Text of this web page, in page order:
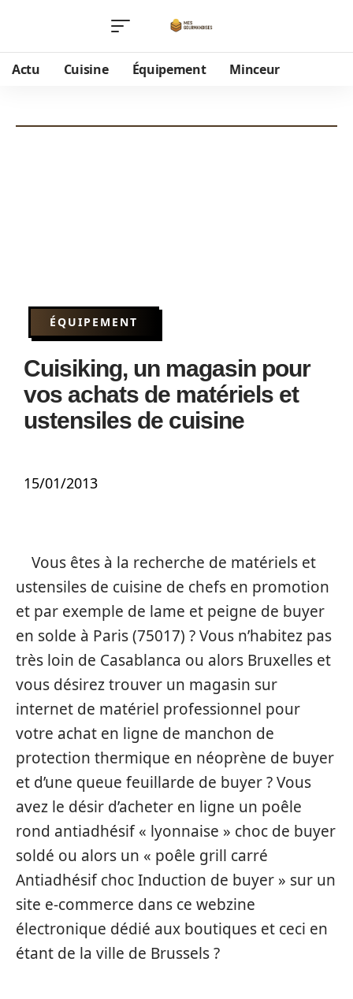
Actu Cuisine Équipement Minceur
ÉQUIPEMENT
Cuisiking, un magasin pour
vos achats de matériels et
ustensiles de cuisine
15/01/2013
Vous êtes à la recherche de matériels et
ustensiles de cuisine de chefs en promotion
et par exemple de lame et peigne de buyer
en solde à Paris (75017) ? Vous n’habitez pas
très loin de Casablanca ou alors Bruxelles et
vous désirez trouver un magasin sur
internet de matériel professionnel pour
votre achat en ligne de manchon de
protection thermique en néoprène de buyer
et d’une queue feuillarde de buyer ? Vous
avez le désir d’acheter en ligne un poêle
rond antiadhésif « lyonnaise » choc de buyer
soldé ou alors un « poêle grill carré
Antiadhésif choc Induction de buyer » sur un
site e-commerce dans ce webzine
électronique dédié aux boutiques et ceci en
étant de la ville de Brussels ?